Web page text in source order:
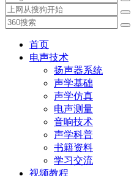
首页
电声技术
扬声器系统
声学基础
声学仿真
电声测量
音响技术
声学科普
书籍资料
学习交流
视频教程